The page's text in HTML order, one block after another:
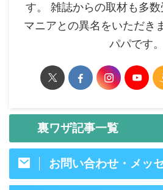
す。 雑誌からの取材も多
マニアとの異名をいただき
パパです。
裏ワザ記事一覧
お問い合わせ・メッ